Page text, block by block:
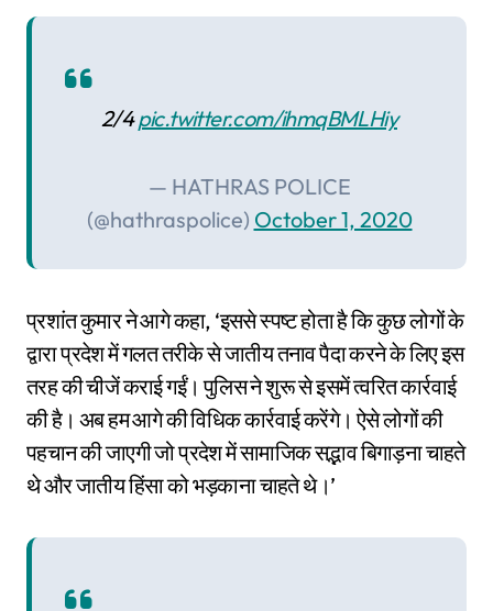
2/4pic.twitter.com/ihmqBMLHiy
— HATHRAS POLICE
(@hathraspolice) October 1, 2020
प्रशांत कुमार ने आगे कहा, ‘इससे स्पष्ट होता है कि कुछ लोगों के
द्वारा प्रदेश में गलत तरीके से जातीय तनाव पैदा करने के लिए इस
तरह की चीजें कराई गईं। पुलिस ने शुरू से इसमें त्वरित कार्रवाई
की है। अब हम आगे की विधिक कार्रवाई करेंगे। ऐसे लोगों की
पहचान की जाएगी जो प्रदेश में सामाजिक सद्भाव बिगाड़ना चाहते
थे और जातीय हिंसा को भड़काना चाहते थे।’